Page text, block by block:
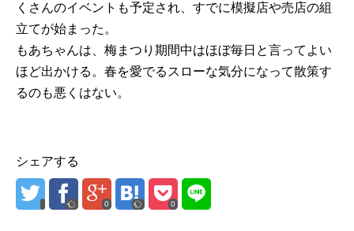
くさんのイベントも予定され、すでに模擬店や売店の組
立てが始まった。
もあちゃんは、梅まつり期間中はほぼ毎日と言ってよい
ほど出かける。春を愛でるスローな気分になって散策す
るのも悪くはない。
シェアする
0 0